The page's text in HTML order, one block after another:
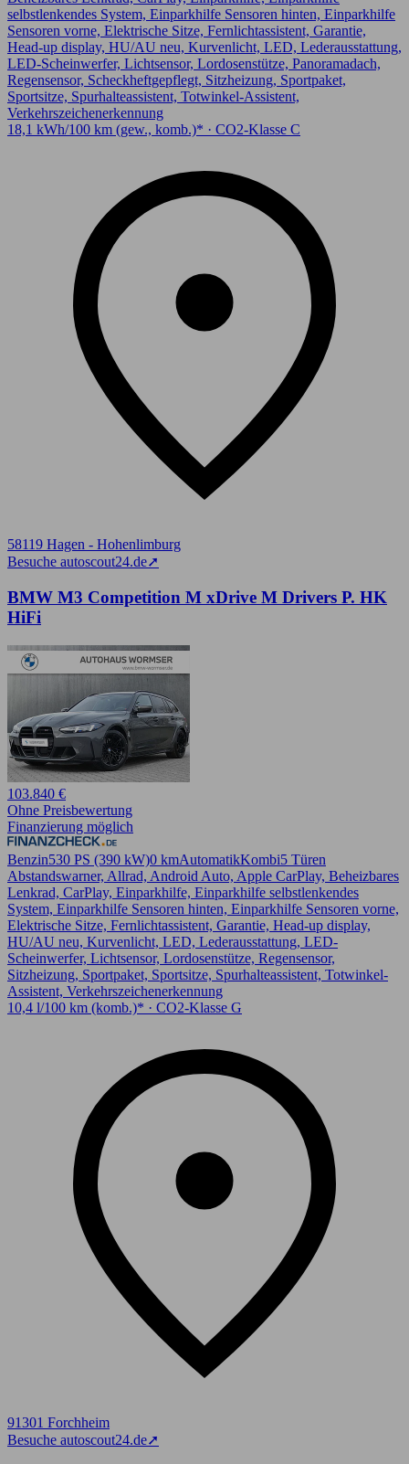
selbstlenkendes System, Einparkhilfe Sensoren hinten, Einparkhilfe
Sensoren vorne, Elektrische Sitze, Fernlichtassistent, Garantie,
Head-up display, HU/AU neu, Kurvenlicht, LED, Lederausstattung,
LED-Scheinwerfer, Lichtsensor, Lordosenstütze, Panoramadach,
Regensensor, Scheckheftgepflegt, Sitzheizung, Sportpaket,
Sportsitze, Spurhalteassistent, Totwinkel-Assistent,
Verkehrszeichenerkennung
18,1 kWh/100 km (gew., komb.)* · CO2-Klasse C
58119 Hagen - Hohenlimburg
Besuche autoscout24.de➚
BMW M3 Competition M xDrive M Drivers P. HK
HiFi
103.840 €
Ohne Preisbewertung
Finanzierung möglich
Benzin530 PS (390 kW)0 kmAutomatikKombi5 Türen
Abstandswarner, Allrad, Android Auto, Apple CarPlay, Beheizbares
Lenkrad, CarPlay, Einparkhilfe, Einparkhilfe selbstlenkendes
System, Einparkhilfe Sensoren hinten, Einparkhilfe Sensoren vorne,
Elektrische Sitze, Fernlichtassistent, Garantie, Head-up display,
HU/AU neu, Kurvenlicht, LED, Lederausstattung, LED-
Scheinwerfer, Lichtsensor, Lordosenstütze, Regensensor,
Sitzheizung, Sportpaket, Sportsitze, Spurhalteassistent, Totwinkel-
Assistent, Verkehrszeichenerkennung
10,4 l/100 km (komb.)* · CO2-Klasse G
91301 Forchheim
Besuche autoscout24.de➚